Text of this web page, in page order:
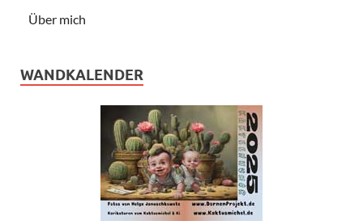
Über mich
WANDKALENDER